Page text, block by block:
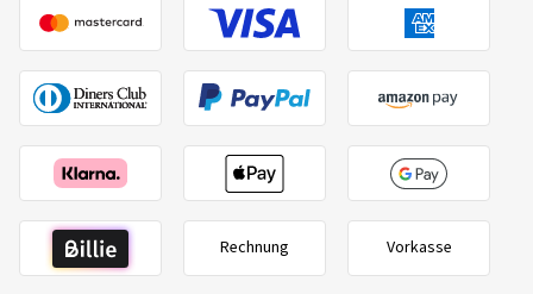
Rechnung Vorkasse